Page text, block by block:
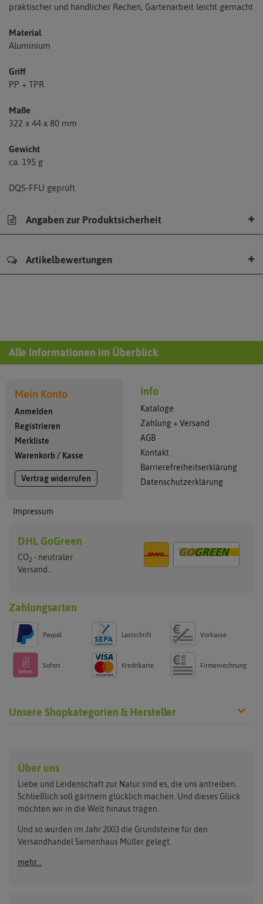
praktischer und handlicher Rechen, Gartenarbeit leicht gemacht
Material
Aluminium
Griff
PP + TPR
Maße
322 x 44 x 80 mm
Gewicht
ca. 195 g
DQS-FFU geprüft
Angaben zur Produktsicherheit
Artikelbewertungen
Alle Informationen im Überblick
Mein Konto
Anmelden
Registrieren
Merkliste
Warenkorb/ Kasse
Vertrag widerrufen
Impressum
Info
Kataloge
Zahlung + Versand
AGB
Kontakt
Barrierefreiheitserklärung
Datenschutzerklärung
DHL GoGreen
CO2 - neutraler
Versand...
Zahlungsarten
Paypal Lastschrift Vorkasse
Sofort Kreditkarte Firmenrechnung
Unsere Shopkategorien & Hersteller
Anzuchtschalen
Beleuchtung
Erdbeertürme
Folien, Vliese und Netze
Gartengeräte
Nützlinge & Nisthilfen
Keimsprossen
Saatgut für Werbezwecke
Samen-Sets
Gemüsesamen
Benary
Buzzy Seeds
Clever Pots
Dürr-Samen
FLORTUS
Greenline
Grüne Oase
Über uns
Liebe und Leidenschaft zur Natur sind es, die uns antreiben.
Schließlich soll gärtnern glücklich machen. Und dieses Glück
möchten wir in die Welt hinaus tragen.
Und so wurden im Jahr 2003 die Grundsteine für den
Versandhandel Samenhaus Müller gelegt.
mehr...